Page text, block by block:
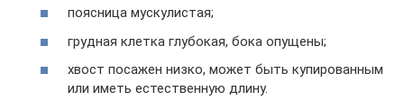
поясница мускулистая;
грудная клетка глубокая, бока опущены;
хвост посажен низко, может быть купированным
или иметь естественную длину.